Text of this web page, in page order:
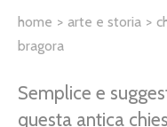
home arte e storia
bragora
Semplice e
questa antica